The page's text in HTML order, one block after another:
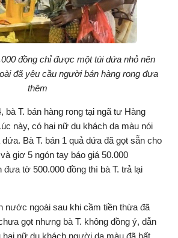
đồng chỉ được một túi dứa nhỏ nên
đã yêu cầu người bán hàng rong đưa
thêm
bà T. bán hàng rong tại ngã tư Hàng
này, có hai nữ du khách da màu nói
Bà T. bán 1 quả dứa đã gọt sẵn cho
giơ 5 ngón tay báo giá 50.000
tờ 500.000 đồng thì bà T. trả lại
nước ngoài sau khi cầm tiền thừa đã
gọt nhưng bà T. không đồng ý, dẫn
hai nữ du khách người da màu đã hất